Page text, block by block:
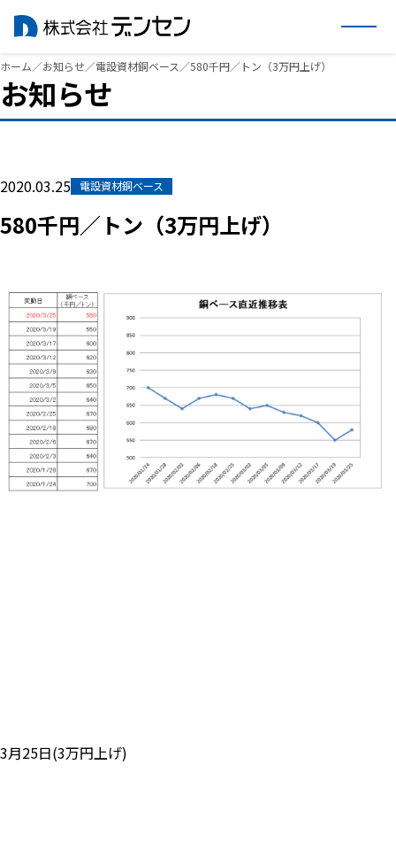
内
容
を
ッ
ホーム／お知らせ／電設資材銅ベース ／580千円／トン（3万円上げ）
お知らせ
2020.03.25 電設資材銅ベース
580千円／トン（3万円上げ）
3月25日(3万円上げ)